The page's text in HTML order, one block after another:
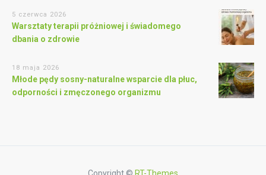
5 czerwca 2026
Warsztaty terapii próżniowej i świadomego
dbania o zdrowie
18 maja 2026
Młode pędy sosny-naturalne wsparcie dla płuc,
odporności i zmęczonego organizmu